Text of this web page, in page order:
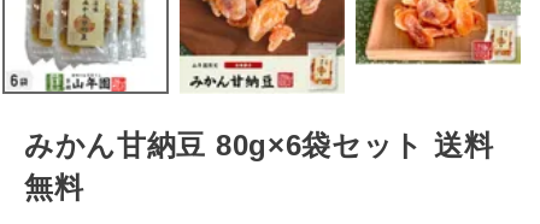
みかん甘納豆 80g×6袋セット 送料
無料